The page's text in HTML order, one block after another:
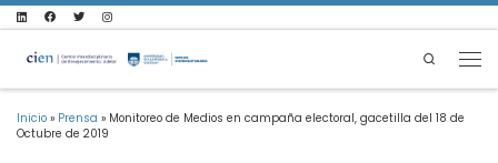
Saltar al contenido
Search
Inicio » Prensa » Monitoreo de Medios en campaña electoral, gacetilla del 18 de
Octubre de 2019